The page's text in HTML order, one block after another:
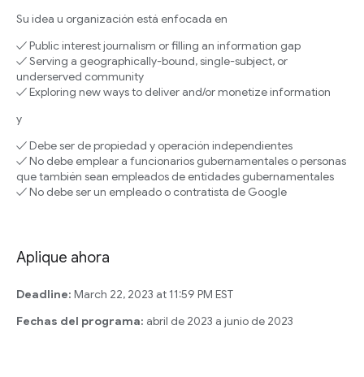
Su idea u organización está enfocada en
✓ Public interest journalism or filling an information gap
✓ Serving a geographically-bound, single-subject, or
underserved community
✓ Exploring new ways to deliver and/or monetize information
y
✓ Debe ser de propiedad y operación independientes
✓ No debe emplear a funcionarios gubernamentales o personas
que también sean empleados de entidades gubernamentales
✓ No debe ser un empleado o contratista de Google
Aplique ahora
Deadline: March 22, 2023 at 11:59 PM EST
Fechas del programa: abril de 2023 a junio de 2023